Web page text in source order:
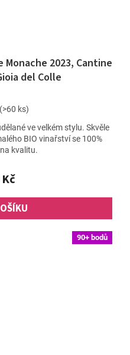
2023, Cantine
del Colle
(>60 ks)
ve velkém stylu. Skvěle
BIO vinařství se 100%
kvalitu.
90+ bodů